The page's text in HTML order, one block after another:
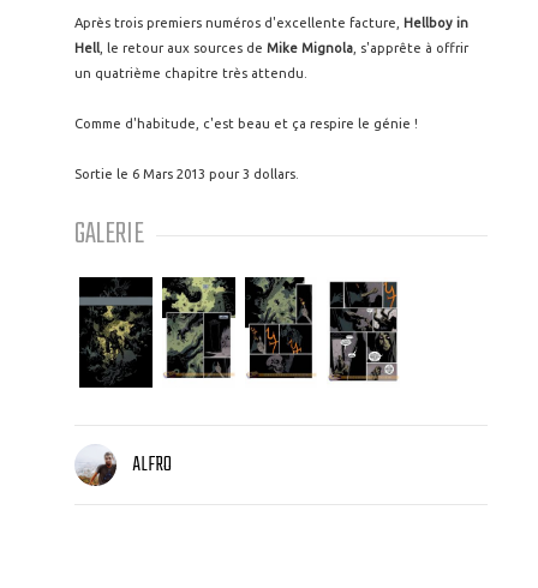
Après trois premiers numéros d'excellente facture, Hellboy in
Hell , le retour aux sources de Mike Mignola , s'apprête à offrir
un quatrième chapitre très attendu.
Comme d'habitude, c'est beau et ça respire le génie !
Sortie le 6 Mars 2013 pour 3 dollars.
GALERIE
ALFRO